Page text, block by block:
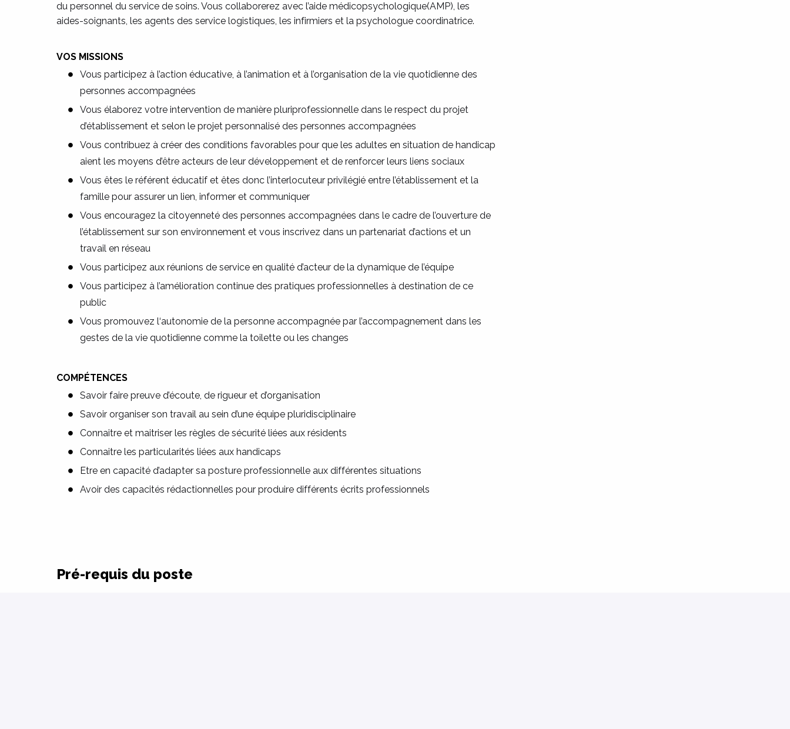
du personnel du service de soins. Vous collaborerez avec l’aide médicopsychologique(AMP), les
aides-soignants, les agents des service logistiques, les infirmiers et la psychologue coordinatrice.
VOS MISSIONS
Vous participez à l’action éducative, à l’animation et à l’organisation de la vie quotidienne des
personnes accompagnées
Vous élaborez votre intervention de manière pluriprofessionnelle dans le respect du projet
d’établissement et selon le projet personnalisé des personnes accompagnées
Vous contribuez à créer des conditions favorables pour que les adultes en situation de handicap
aient les moyens d’être acteurs de leur développement et de renforcer leurs liens sociaux
Vous êtes le référent éducatif et êtes donc l’interlocuteur privilégié entre l’établissement et la
famille pour assurer un lien, informer et communiquer
Vous encouragez la citoyenneté des personnes accompagnées dans le cadre de l’ouverture de
l’établissement sur son environnement et vous inscrivez dans un partenariat d’actions et un
travail en réseau
Vous participez aux réunions de service en qualité d’acteur de la dynamique de l’équipe
Vous participez à l’amélioration continue des pratiques professionnelles à destination de ce
public
Vous promouvez l‘autonomie de la personne accompagnée par l’accompagnement dans les
gestes de la vie quotidienne comme la toilette ou les changes
COMPÉTENCES
Savoir faire preuve d’écoute, de rigueur et d’organisation
Savoir organiser son travail au sein d’une équipe pluridisciplinaire
Connaitre et maitriser les règles de sécurité liées aux résidents
Connaitre les particularités liées aux handicaps
Etre en capacité d’adapter sa posture professionnelle aux différentes situations
Avoir des capacités rédactionnelles pour produire différents écrits professionnels
Pré-requis du poste